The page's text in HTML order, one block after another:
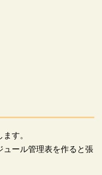
す。
ュール管理表を作ると張